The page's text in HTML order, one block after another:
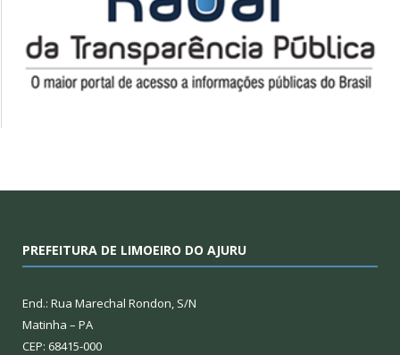
PREFEITURA DE LIMOEIRO DO AJURU
End.: Rua Marechal Rondon, S/N
Matinha – PA
CEP: 68415-000